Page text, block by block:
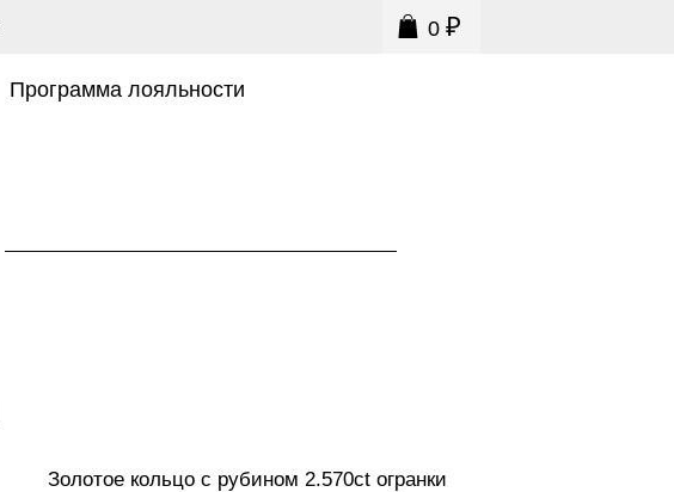
0 ₽
Программа лояльности
Золотое кольцо с рубином 2.570ct огранки